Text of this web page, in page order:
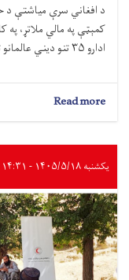
د افغاني سرې میاشتې د
کمېټې په مالي ملاتړ،
ادارو ۳۵ تنو دیني عالمانو ته د. . .
Read more
کابل؛
عالمانو
ته
اسلام
او
نړیوال
بشرپال
قانون
یکشنبه ۱۴۰۵/۵/۱۸ - ۱۴:۳۱